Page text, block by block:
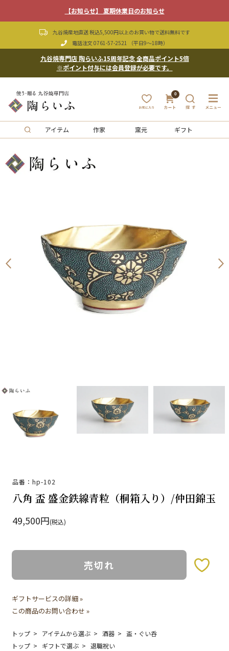
【お知らせ】 夏期休業日のお知らせ
九谷焼産地直送 税込5,500円以上のお買い物で送料無料です
電話注文 0761-57-2521 （平日9〜18時）
九谷焼専門店 陶らいふ15周年記念 全商品ポイント5倍
※ポイント付与には会員登録が必要です。
0
アイテム 作家 窯元 ギフト
品番：hp-102
八角 盃 盛金鉄線青粒（桐箱入り）/仲田錦玉
49,500円(税込)
売切れ
ギフトサービスの詳細 »
この商品のお問い合わせ »
トップ アイテムから選ぶ 酒器
盃・ぐい呑
トップ
ギフトで選ぶ
退職祝い